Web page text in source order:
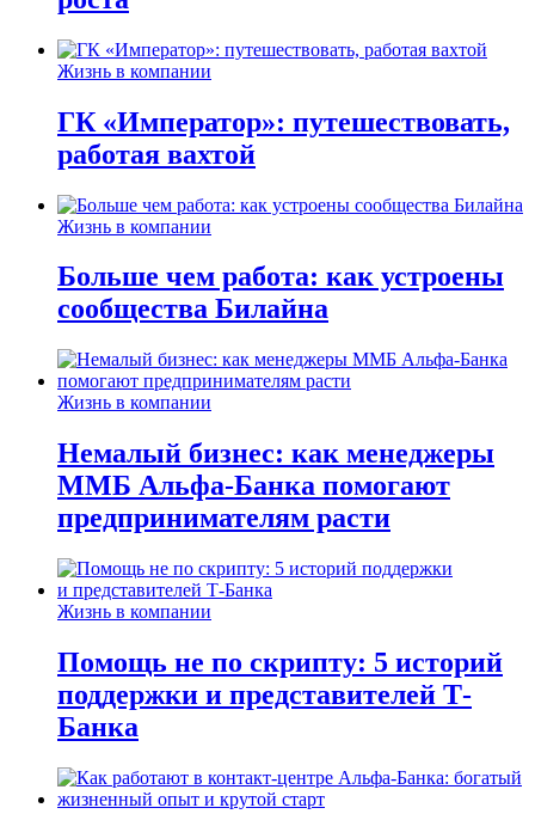
Жизнь в компании
ГК «Император»: путешествовать,
работая вахтой
Жизнь в компании
Больше чем работа: как устроены
сообщества Билайна
Жизнь в компании
Немалый бизнес: как менеджеры
ММБ Альфа-Банка помогают
предпринимателям расти
Жизнь в компании
Помощь не по скрипту: 5 историй
поддержки и представителей Т-
Банка